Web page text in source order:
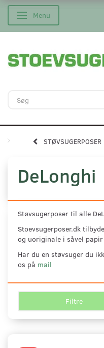
Skifte navigation
Menu
STØVSUGERPOSER
DeLonghi
Støvsugerposer til alle
Stoevsugerposer.dk
og uoriginale i såvel
Har du en støvsuger du
os på mail
Filtre